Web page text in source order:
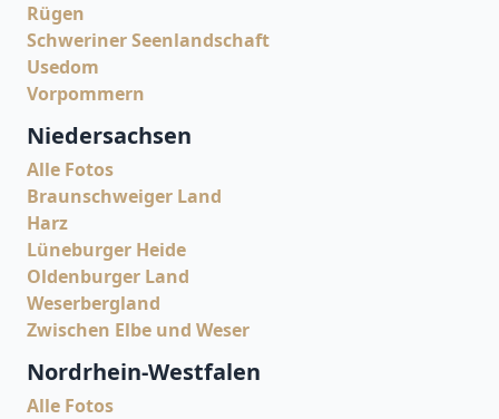
Rügen
Schweriner Seenlandschaft
Usedom
Vorpommern
Niedersachsen
Alle Fotos
Braunschweiger Land
Harz
Lüneburger Heide
Oldenburger Land
Weserbergland
Zwischen Elbe und Weser
Nordrhein-Westfalen
Alle Fotos